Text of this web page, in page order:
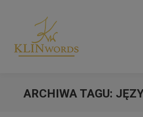
ARCHIWA TAGU: